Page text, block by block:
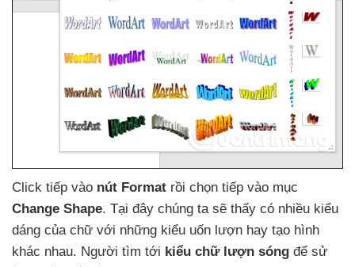
Click tiếp vào nút Format rồi chọn tiếp vào mục
Change Shape. Tại đây chúng ta sẽ thấy có nhiều kiểu
dáng của chữ với những kiểu uốn lượn hay tạo hình
khác nhau. Người tìm tới kiểu chữ lượn sóng để sử